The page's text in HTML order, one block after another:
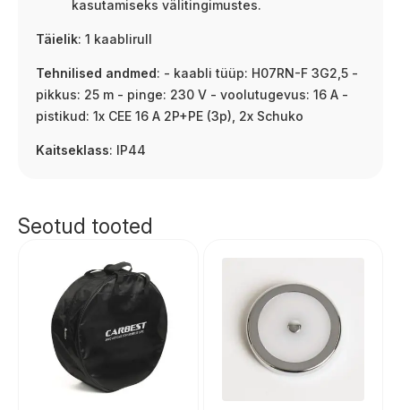
kasutamiseks välitingimustes.
Täielik: 1 kaablirull
Tehnilised andmed: - kaabli tüüp: H07RN-F 3G2,5 -
pikkus: 25 m - pinge: 230 V - voolutugevus: 16 A -
pistikud: 1x CEE 16 A 2P+PE (3p), 2x Schuko
Kaitseklass: IP44
Seotud tooted